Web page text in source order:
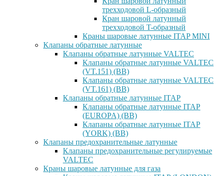
трехходовой L-образный
Кран шаровой латунный
трехходовой T-образный
Краны шаровые латунные ITAP MINI
Клапаны обратные латунные
Клапаны обратные латунные VALTEC
Клапаны обратные латунные VALTEC
(VT.151) (ВВ)
Клапаны обратные латунные VALTEC
(VT.161) (ВВ)
Клапаны обратные латунные ITAP
Клапаны обратные латунные ITAP
(EUROPA) (ВВ)
Клапаны обратные латунные ITAP
(YORK) (ВВ)
Клапаны предохранительные латунные
Клапаны предохранительные регулируемые
VALTEC
Краны шаровые латунные для газа